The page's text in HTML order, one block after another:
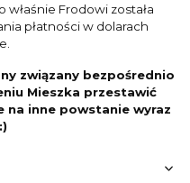
Frodowi została
płatności w dolarach
związany bezpośrednio
Mieszka przestawić
inne powstanie wyraz